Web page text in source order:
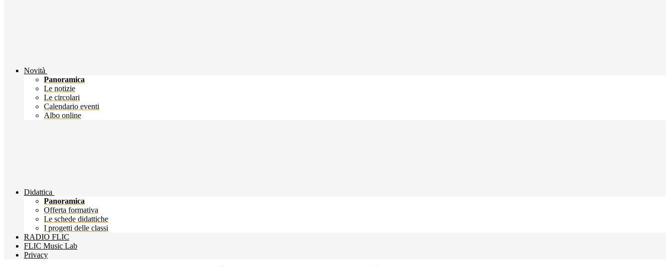
Novità
Panoramica
Le notizie
Le circolari
Calendario eventi
Albo online
Didattica
Panoramica
Offerta formativa
Le schede didattiche
I progetti delle classi
RADIO FLIC
FLIC Music Lab
Privacy